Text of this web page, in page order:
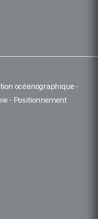
océanographique -
- Positionnement